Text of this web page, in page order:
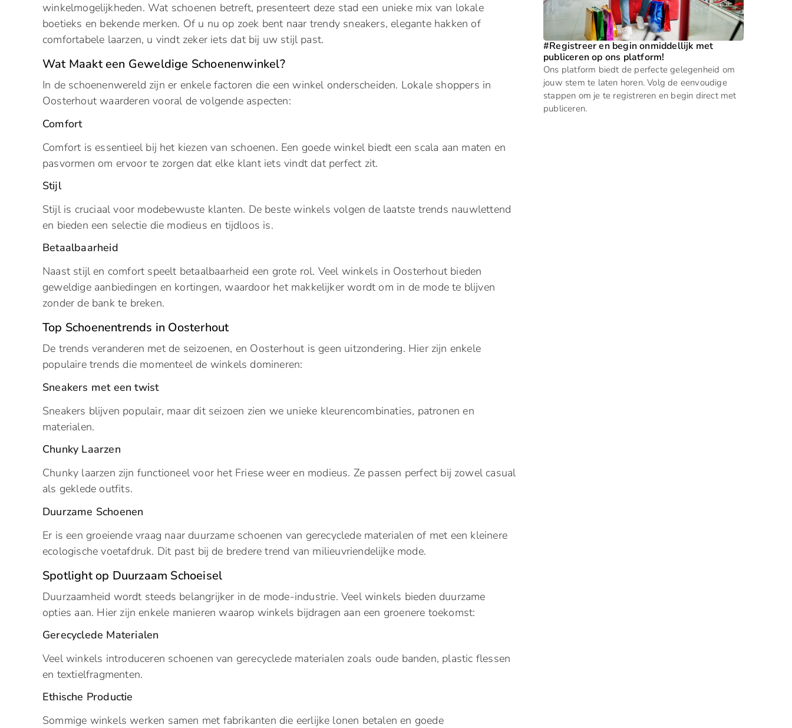
winkelmogelijkheden. Wat schoenen betreft, presenteert deze stad een unieke mix van lokale
boetieks en bekende merken. Of u nu op zoek bent naar trendy sneakers, elegante hakken of
comfortabele laarzen, u vindt zeker iets dat bij uw stijl past.
Wat Maakt een Geweldige Schoenenwinkel?
In de schoenenwereld zijn er enkele factoren die een winkel onderscheiden. Lokale shoppers in
Oosterhout waarderen vooral de volgende aspecten:
Comfort
Comfort is essentieel bij het kiezen van schoenen. Een goede winkel biedt een scala aan maten en
pasvormen om ervoor te zorgen dat elke klant iets vindt dat perfect zit.
Stijl
Stijl is cruciaal voor modebewuste klanten. De beste winkels volgen de laatste trends nauwlettend
en bieden een selectie die modieus en tijdloos is.
Betaalbaarheid
Naast stijl en comfort speelt betaalbaarheid een grote rol. Veel winkels in Oosterhout bieden
geweldige aanbiedingen en kortingen, waardoor het makkelijker wordt om in de mode te blijven
zonder de bank te breken.
Top Schoenentrends in Oosterhout
De trends veranderen met de seizoenen, en Oosterhout is geen uitzondering. Hier zijn enkele
populaire trends die momenteel de winkels domineren:
Sneakers met een twist
Sneakers blijven populair, maar dit seizoen zien we unieke kleurencombinaties, patronen en
materialen.
Chunky Laarzen
Chunky laarzen zijn functioneel voor het Friese weer en modieus. Ze passen perfect bij zowel casual
als geklede outfits.
Duurzame Schoenen
Er is een groeiende vraag naar duurzame schoenen van gerecyclede materialen of met een kleinere
ecologische voetafdruk. Dit past bij de bredere trend van milieuvriendelijke mode.
Spotlight op Duurzaam Schoeisel
Duurzaamheid wordt steeds belangrijker in de mode-industrie. Veel winkels bieden duurzame
opties aan. Hier zijn enkele manieren waarop winkels bijdragen aan een groenere toekomst:
Gerecyclede Materialen
Veel winkels introduceren schoenen van gerecyclede materialen zoals oude banden, plastic flessen
en textielfragmenten.
Ethische Productie
Sommige winkels werken samen met fabrikanten die eerlijke lonen betalen en goede
#Registreer en begin onmiddellijk met
publiceren op ons platform!
Ons platform biedt de perfecte gelegenheid om
jouw stem te laten horen. Volg de eenvoudige
stappen om je te registreren en begin direct met
publiceren.